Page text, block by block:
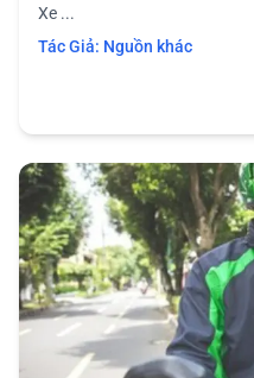
Xe ...
Tác Giả: Nguồn khác